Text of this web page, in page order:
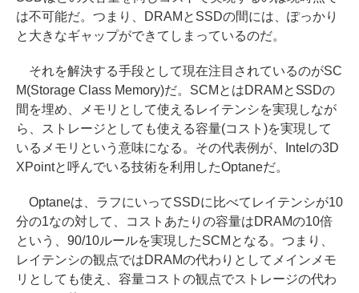
は不可能だ。つまり、DRAMとSSDの間には、ぽっかり
と大きなギャップができてしまっているのだ。
それを解決する手段として現在注目されているのがSC
M(Storage Class Memory)だ。SCMとはDRAMとSSDの
間を埋め、メモリとして使えるレイテンシを実現しなが
ら、ストレージとしても使える容量(コスト)を実現して
いるメモリという意味になる。その代表例が、Intelの3D
XPointと呼んでいる技術を利用したOptaneだ。
Optaneは、ラフにいってSSDに比べてレイテンシが10
分の1なの対して、コストあたりの容量はDRAMの10倍
という、90/10ルールを実現したSCMとなる。つまり、
レイテンシの観点ではDRAMの代わりとしてメインメモ
リとしても使え、容量コストの観点でストレージの代わ